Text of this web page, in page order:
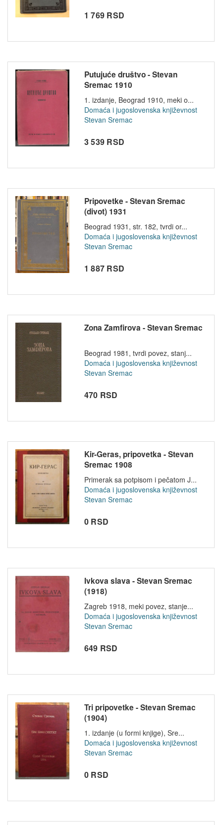
1 769 RSD
Putujuće društvo - Stevan
Sremac 1910
1. izdanje, Beograd 1910, meki o...
Domaća i jugoslovenska književnost
Stevan Sremac
3 539 RSD
Pripovetke - Stevan Sremac
(divot) 1931
Beograd 1931, str. 182, tvrdi or...
Domaća i jugoslovenska književnost
Stevan Sremac
1 887 RSD
Zona Zamfirova - Stevan Sremac
Beograd 1981, tvrdi povez, stanj...
Domaća i jugoslovenska književnost
Stevan Sremac
470 RSD
Kir-Geras, pripovetka - Stevan
Sremac 1908
Primerak sa potpisom i pečatom J...
Domaća i jugoslovenska književnost
Stevan Sremac
0 RSD
Ivkova slava - Stevan Sremac
(1918)
Zagreb 1918, meki povez, stanje...
Domaća i jugoslovenska književnost
Stevan Sremac
649 RSD
Tri pripovetke - Stevan Sremac
(1904)
1. izdanje (u formi knjige), Sre...
Domaća i jugoslovenska književnost
Stevan Sremac
0 RSD